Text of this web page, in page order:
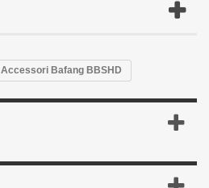
Accessori Bafang BBSHD